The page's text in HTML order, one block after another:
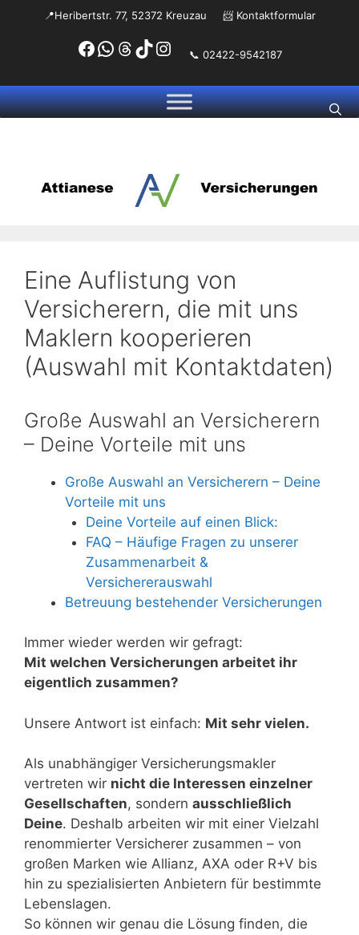
📍Heribertstr. 77, 52372 Kreuzau 📨 Kontaktformular
Facebook
WhatsApp
Threads
TikTok
Instagram
📞 02422-9542187
Eine Auflistung von
Versicherern, die mit uns
Maklern kooperieren
(Auswahl mit Kontaktdaten)
Große Auswahl an Versicherern
– Deine Vorteile mit uns
Große Auswahl an Versicherern – Deine
Vorteile mit uns
Deine Vorteile auf einen Blick:
FAQ – Häufige Fragen zu unserer
Zusammenarbeit &
Versichererauswahl
Betreuung bestehender Versicherungen
Immer wieder werden wir gefragt:
Mit welchen Versicherungen arbeitet ihr
eigentlich zusammen?
Unsere Antwort ist einfach: Mit sehr vielen.
Als unabhängiger Versicherungsmakler
vertreten wir nicht die Interessen einzelner
Gesellschaften, sondern ausschließlich
Deine. Deshalb arbeiten wir mit einer Vielzahl
renommierter Versicherer zusammen – von
großen Marken wie Allianz, AXA oder R+V bis
hin zu spezialisierten Anbietern für bestimmte
Lebenslagen.
So können wir genau die Lösung finden, die